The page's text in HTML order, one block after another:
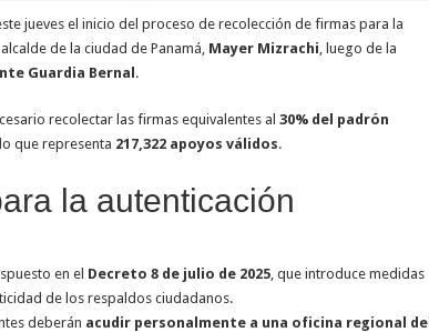
jueves el inicio del proceso de recolección de firmas para la
de la ciudad de Panamá, Mayer Mizrachi, luego de la
Guardia Bernal .
recolectar las firmas equivalentes al 30% del padrón
que representa 217,322 apoyos válidos.
la autenticación
en el Decreto 8 de julio de 2025, que introduce medidas
de los respaldos ciudadanos.
deberán acudir personalmente a una oficina regional del